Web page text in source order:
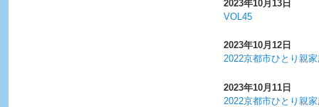
2023年10月13日
VOL45
2023年10月12日
2022京都市ひとり親
2023年10月11日
2022京都市ひとり親